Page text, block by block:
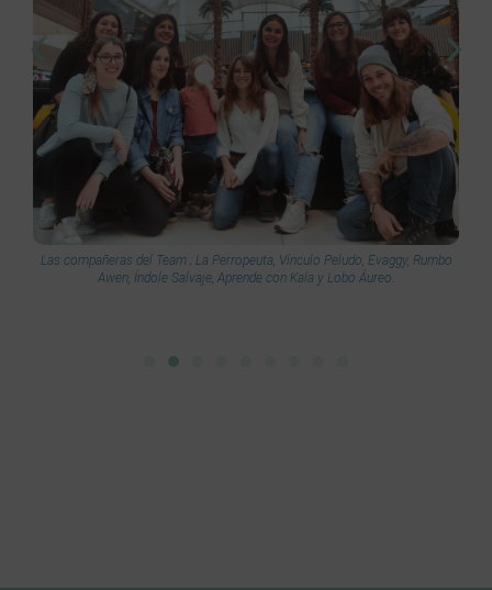
Las compañeras del Team ; La Perropeuta, Vínculo Peludo, Evaggy, Rumbo
Awen, Índole Salvaje, Aprende con Kala y Lobo Áureo.